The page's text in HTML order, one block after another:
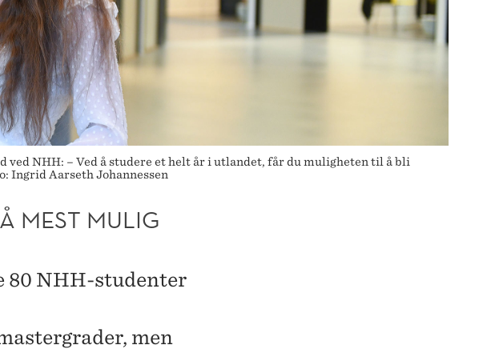
NHH: – Ved å studere et helt år i utlandet, får du muligheten til å bli
Ingrid Aarseth Johannessen
MEST MULIG
80 NHH-studenter
men